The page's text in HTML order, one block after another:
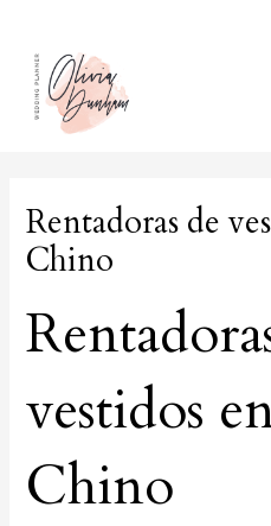
contenido
Rentadoras de
Chino
vestidos
Chino